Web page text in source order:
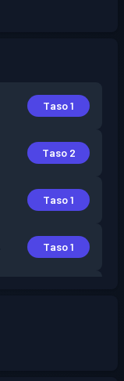
Taso 1
Taso 2
Taso 1
Taso 1